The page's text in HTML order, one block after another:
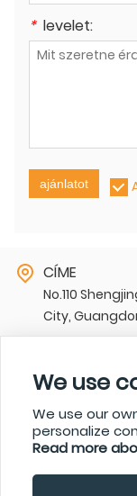
* levelet:
ajánlatot
CÍME
No.110
City,
TELEFON
+86-
We use
We use our
personalize
Read more